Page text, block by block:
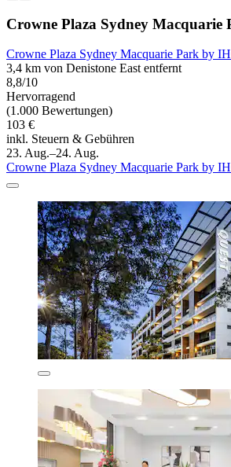
Crowne Plaza Sydney
Crowne Plaza Sydney Macquarie Park by
3,4 km von Denistone East entfernt
8,8/10
Hervorragend
(1.000 Bewertungen)
103 €
inkl. Steuern & Gebühren
23. Aug.–24. Aug.
Crowne Plaza Sydney Macquarie Park by